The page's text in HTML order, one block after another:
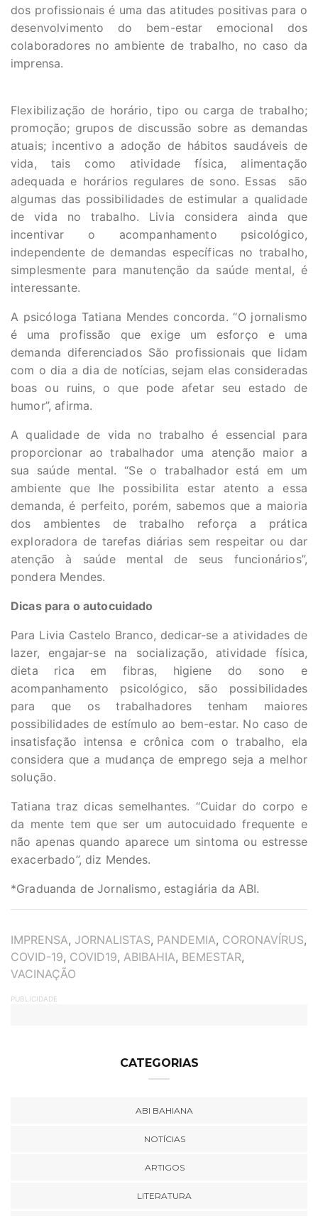
dos profissionais é uma das atitudes positivas para o
desenvolvimento do bem-estar emocional dos
colaboradores no ambiente de trabalho, no caso da
imprensa.
Flexibilização de horário, tipo ou carga de trabalho;
promoção; grupos de discussão sobre as demandas
atuais; incentivo a adoção de hábitos saudáveis de
vida, tais como atividade física, alimentação
adequada e horários regulares de sono. Essas são
algumas das possibilidades de estimular a qualidade
de vida no trabalho. Livia considera ainda que
incentivar o acompanhamento psicológico,
independente de demandas específicas no trabalho,
simplesmente para manutenção da saúde mental, é
interessante.
A psicóloga Tatiana Mendes concorda. “O jornalismo
é uma profissão que exige um esforço e uma
demanda diferenciados São profissionais que lidam
com o dia a dia de notícias, sejam elas consideradas
boas ou ruins, o que pode afetar seu estado de
humor”, afirma.
A qualidade de vida no trabalho é essencial para
proporcionar ao trabalhador uma atenção maior a
sua saúde mental. “Se o trabalhador está em um
ambiente que lhe possibilita estar atento a essa
demanda, é perfeito, porém, sabemos que a maioria
dos ambientes de trabalho reforça a prática
exploradora de tarefas diárias sem respeitar ou dar
atenção à saúde mental de seus funcionários”,
pondera Mendes.
Dicas para o autocuidado
Para Livia Castelo Branco, dedicar-se a atividades de
lazer, engajar-se na socialização, atividade física,
dieta rica em fibras, higiene do sono e
acompanhamento psicológico, são possibilidades
para que os trabalhadores tenham maiores
possibilidades de estímulo ao bem-estar. No caso de
insatisfação intensa e crônica com o trabalho, ela
considera que a mudança de emprego seja a melhor
solução.
Tatiana traz dicas semelhantes. “Cuidar do corpo e
da mente tem que ser um autocuidado frequente e
não apenas quando aparece um sintoma ou estresse
exacerbado”, diz Mendes.
*Graduanda de Jornalismo, estagiária da ABI.
TAGS
IMPRENSA, JORNALISTAS, PANDEMIA, CORONAVÍRUS,
COVID-19, COVID19, ABIBAHIA, BEMESTAR,
VACINAÇÃO
PUBLICIDADE
CATEGORIAS
ABI BAHIANA
NOTÍCIAS
ARTIGOS
LITERATURA